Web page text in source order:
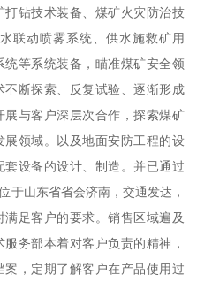
钻技术装备、煤矿火灾防治技
联动喷雾系统、供水施救矿用
等系统装备，瞄准煤矿安全领
断探索、反复试验、逐渐形成
与客户深层次合作，探索煤矿
领域。以及地面安防工程的设
设备的设计、制造。并已通过
于山东省省会济南，交通发达，
足客户的要求。销售区域遍及
务部本着对客户负责的精神，
，定期了解客户在产品使用过